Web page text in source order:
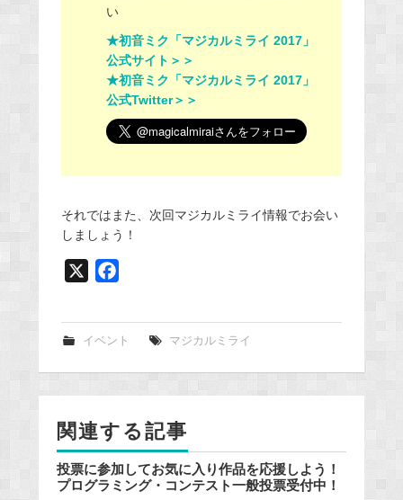
い
★初音ミク「マジカルミライ 2017」
公式サイト＞＞
★初音ミク「マジカルミライ 2017」
公式Twitter＞＞
それではまた、次回マジカルミライ情報でお会い
しましょう！
e
k
イベント マジカルミライ
関連する記事
投票に参加してお気に入り作品を応援しよう！
プログラミング・コンテスト一般投票受付中！